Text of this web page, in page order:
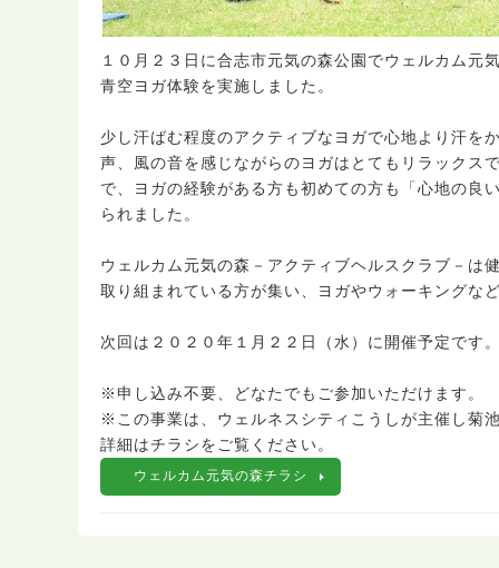
１０月２３日に合志市元気の森公園でウェルカム元
青空ヨガ体験を実施しました。
少し汗ばむ程度のアクティブなヨガで心地より汗を
声、風の音を感じながらのヨガはとてもリラックス
で、ヨガの経験がある方も初めての方も「心地の良
られました。
ウェルカム元気の森－アクティブヘルスクラブ－は
取り組まれている方が集い、ヨガやウォーキングな
次回は２０２０年１月２２日（水）に開催予定です
※申し込み不要、どなたでもご参加いただけます。
※この事業は、ウェルネスシティこうしが主催し菊
詳細はチラシをご覧ください。
ウェルカム元気の森チラシ